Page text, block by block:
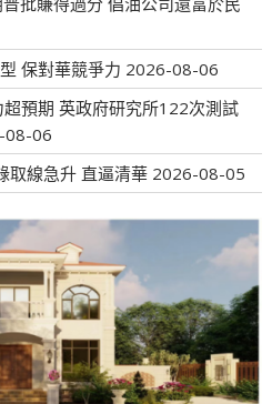
保對華競爭力 2026-08-06
預期 英政府研究所122次測試
08-06
取線急升 直逼清華 2026-08-05